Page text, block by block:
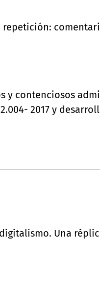
y contenciosos
2017 y
Una